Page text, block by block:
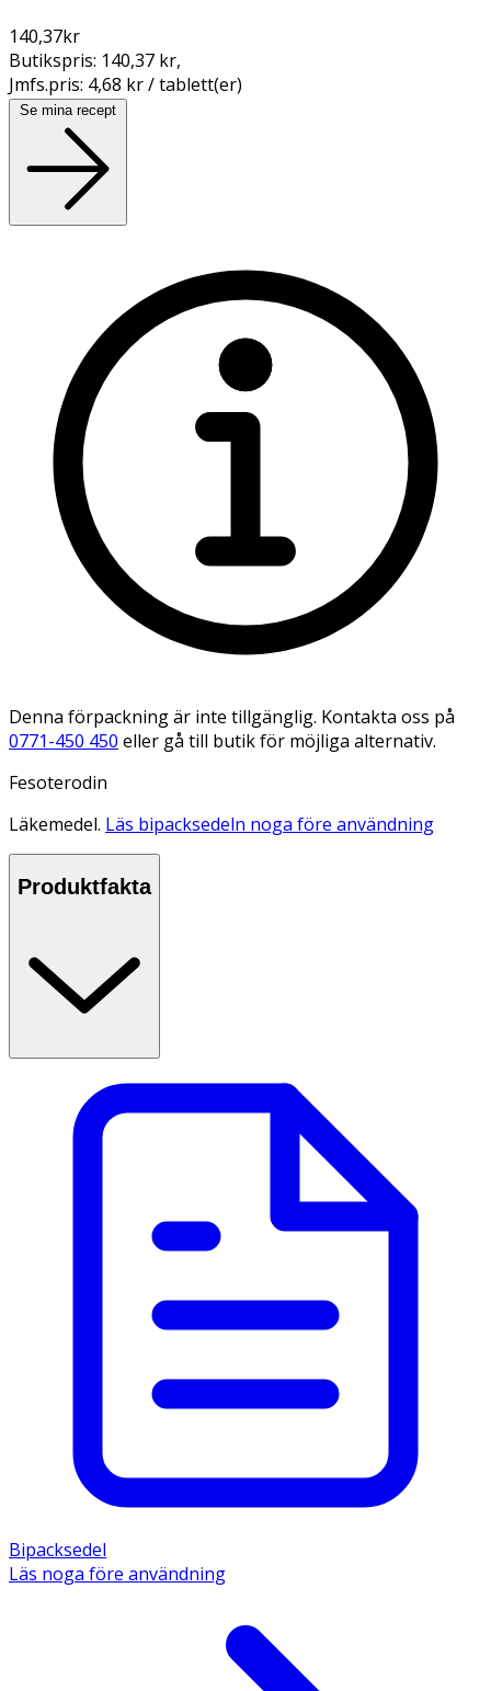
140,37kr
Butikspris: 140,37 kr,
Jmfs.pris: 4,68 kr / tablett(er)
Se mina recept
Denna förpackning är inte tillgänglig. Kontakta oss på
0771-450 450 eller gå till butik för möjliga alternativ.
Fesoterodin
Läkemedel. Läs bipacksedeln noga före användning
Produktfakta
Bipacksedel
Läs noga före användning